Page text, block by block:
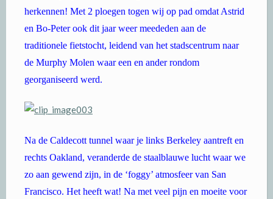
herkennen! Met 2 ploegen togen wij op pad omdat Astrid
en Bo-Peter ook dit jaar weer meededen aan de
traditionele fietstocht, leidend van het stadscentrum naar
de Murphy Molen waar een en ander rondom
georganiseerd werd.
Na de Caldecott tunnel waar je links Berkeley aantreft en
rechts Oakland, veranderde de staalblauwe lucht waar we
zo aan gewend zijn, in de ‘foggy’ atmosfeer van San
Francisco. Het heeft wat! Na met veel pijn en moeite voor